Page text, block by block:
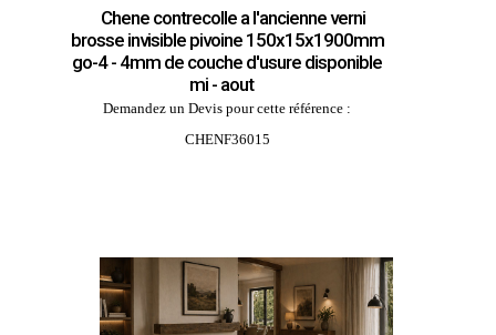
Chene contrecolle a l'ancienne verni
brosse invisible pivoine 150x15x1900mm
go-4 - 4mm de couche d'usure disponible
mi - aout
Demandez un Devis pour cette référence :
CHENF36015